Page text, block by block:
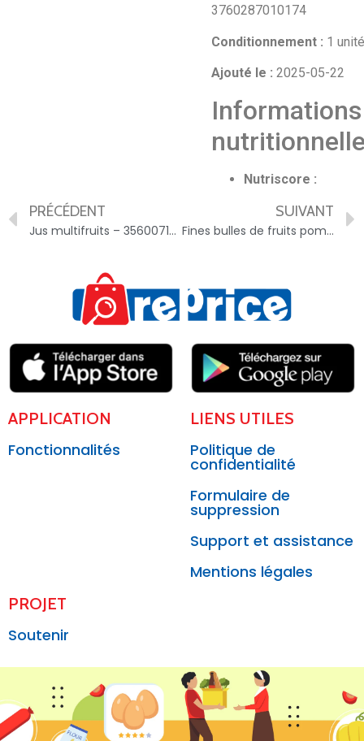
3760287010174
Conditionnement : 1 unité
Ajouté le : 2025-05-22
Informations
Nutriscore :
PRÉCÉDENT
Jus multifruits – 3560071083595
SUIVANT
Fines bulles de fruits pomme et framboise – 3760195901502
APPLICATION
Fonctionnalités
LIENS UTILES
Politique de
confidentialité
Formulaire de
suppression
Support et assistance
Mentions légales
PROJET
Soutenir